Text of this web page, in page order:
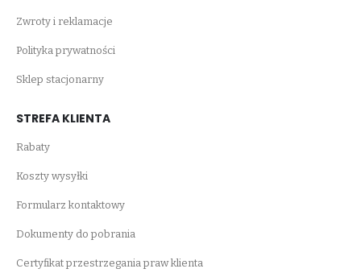
Zwroty i reklamacje
Polityka prywatności
Sklep stacjonarny
STREFA KLIENTA
Rabaty
Koszty wysyłki
Formularz kontaktowy
Dokumenty do pobrania
Certyfikat przestrzegania praw klienta